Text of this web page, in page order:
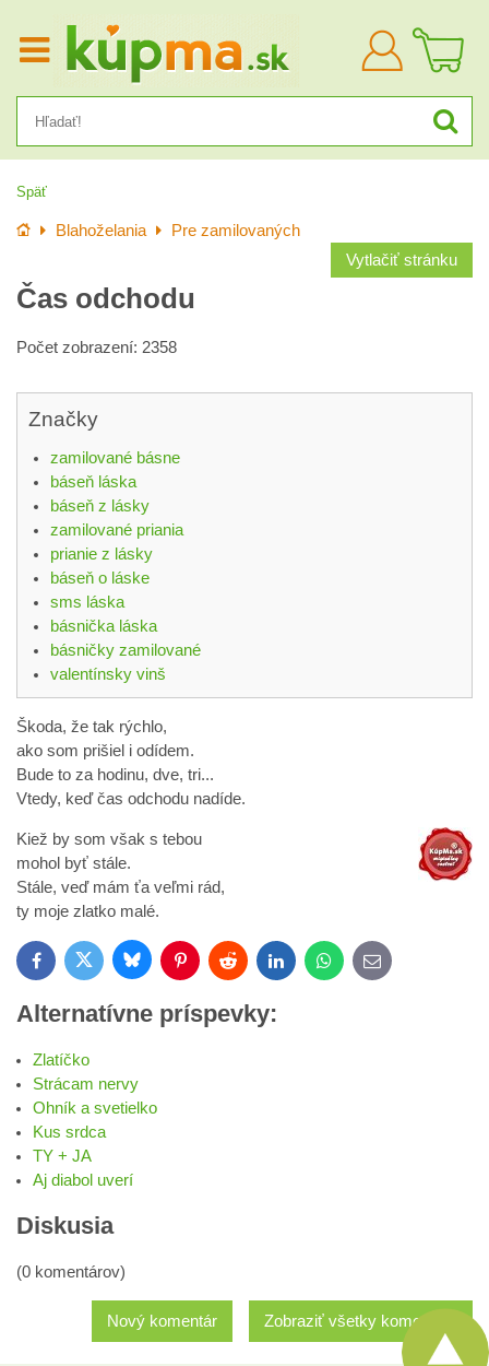
Prihlásiť
sa
Späť
Úvod Blahoželania
Pre zamilovaných
Vytlačiť stránku
Čas odchodu
Počet zobrazení: 2358
Značky
zamilované básne
báseň láska
báseň z lásky
zamilované priania
prianie z lásky
báseň o láske
sms láska
básnička láska
básničky zamilované
valentínsky vinš
Škoda, že tak rýchlo,
ako som prišiel i odídem.
Bude to za hodinu, dve, tri...
Vtedy, keď čas odchodu nadíde.
Kiež by som však s tebou
mohol byť stále.
Stále, veď mám ťa veľmi rád,
ty moje zlatko malé.
FacebookTwitter BlueskyPinterestReddit LinkedInWhatsApp
E-
mail
Alternatívne príspevky:
Zlatíčko
Strácam nervy
Ohník a svetielko
Kus srdca
TY + JA
Aj diabol uverí
Diskusia
(0 komentárov)
Zobraziť všetky komentáre
Nový komentár